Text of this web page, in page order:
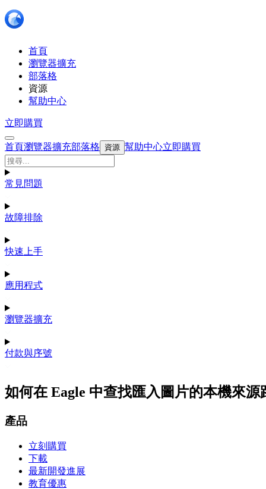
首頁
瀏覽器擴充
部落格
資源
幫助中心
立即購買
首頁瀏覽器擴充部落格 資源 幫助中心立即購買
常見問題
故障排除
快速上手
應用程式
瀏覽器擴充
付款與序號
如何在 Eagle 中查找匯入圖片的本機來源
產品
立刻購買
下載
最新開發進展
教育優惠